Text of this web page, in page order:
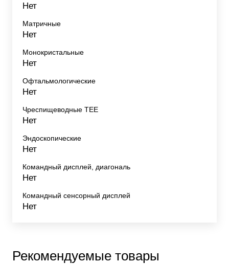
Нет
Матричные
Нет
Монокристальные
Нет
Офтальмологические
Нет
Чреспищеводные TEE
Нет
Эндоскопические
Нет
Командный дисплей, диагональ
Нет
Командный сенсорный дисплей
Нет
Рекомендуемые товары